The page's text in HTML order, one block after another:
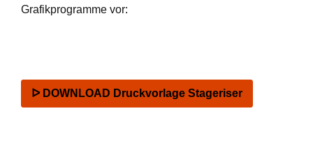
Grafikprogramme vor:
ᐅ DOWNLOAD Druckvorlage Stageriser